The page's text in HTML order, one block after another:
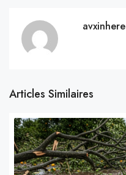
avxinhere
Articles Similaires